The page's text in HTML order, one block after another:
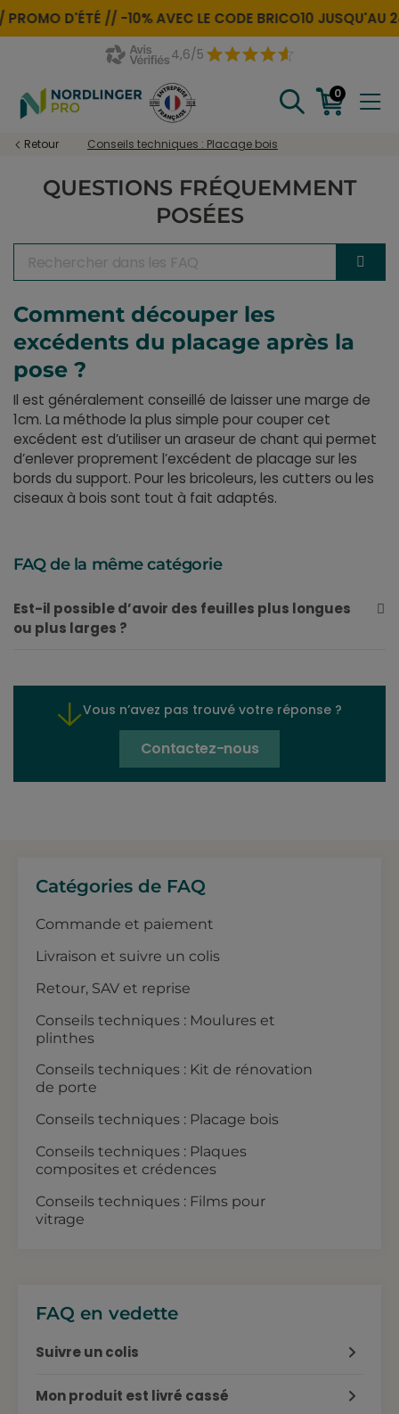
D'ÉTÉ // -10% AVEC LE CODEBRICO10JUSQU'AU 24
4,6/5
0
Retour Conseils techniques : Placage bois
QUESTIONS FRÉQUEMMENT
POSÉES
Catégories de FAQ
Commande et paiement
Livraison et suivre un colis
Retour, SAV et reprise
Conseils techniques : Moulures et
plinthes
Conseils techniques : Kit de rénovation
de porte
Conseils techniques : Placage bois
Conseils techniques : Plaques
composites et crédences
Conseils techniques : Films pour
vitrage
FAQ en vedette
Suivre un colis
Mon produit est livré cassé
Comment découper les
excédents du placage après la
pose ?
Il est généralement conseillé de laisser une marge de
1cm. La méthode la plus simple pour couper cet
excédent est d’utiliser un araseur de chant qui permet
d’enlever proprement l’excédent de placage sur les
bords du support. Pour les bricoleurs, les cutters ou les
ciseaux à bois sont tout à fait adaptés.
FAQ de la même catégorie
Est-il possible d’avoir des feuilles plus longues
ou plus larges ?
Vous n’avez pas trouvé votre réponse ?
Contactez-nous